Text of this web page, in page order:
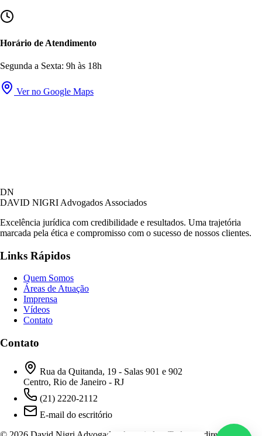
Horário de Atendimento
Segunda a Sexta: 9h às 18h
Ver no Google Maps
DN
DAVID NIGRI Advogados Associados
Excelência jurídica com credibilidade e resultados. Uma trajetória
marcada pela ética e compromisso com o sucesso de nossos clientes.
Links Rápidos
Quem Somos
Áreas de Atuação
Imprensa
Vídeos
Contato
Contato
Rua da Quitanda, 19 - Salas 901 e 902
Centro, Rio de Janeiro - RJ
(21) 2220-2112
E-mail do escritório
Online agora
Para que possamos ajudá-lo, por favor, informe
como deseja falar com nossa equipe.
Prefiro ser respondido por: